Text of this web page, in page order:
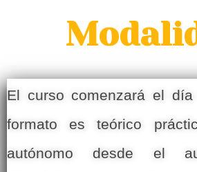
El curso comenzará el
formato es teórico
autónomo desde el